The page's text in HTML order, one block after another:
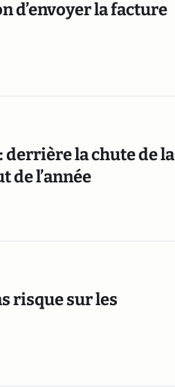
d’envoyer la facture
derrière la chute de la
de l’année
risque sur les